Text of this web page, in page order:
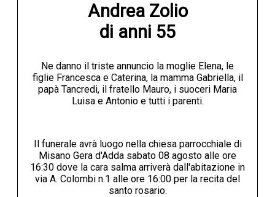
Andrea Zolio
di anni 55
Ne danno il triste annuncio la moglie Elena, le
figlie Francesca e Caterina, la mamma Gabriella, il
papà Tancredi, il fratello Mauro, i suoceri Maria
Luisa e Antonio e tutti i parenti.
Il funerale avrà luogo nella chiesa parrocchiale di
Misano Gera d'Adda sabato 08 agosto alle ore
16:30 dove la cara salma arriverà dall'abitazione in
via A. Colombi n.1 alle ore 16:00 per la recita del
santo rosario.